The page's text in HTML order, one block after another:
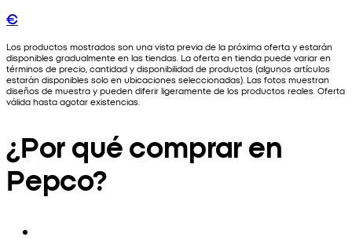
€
Los productos mostrados son una vista previa de la próxima oferta y estarán
disponibles gradualmente en las tiendas. La oferta en tienda puede variar en
términos de precio, cantidad y disponibilidad de productos (algunos artículos
estarán disponibles solo en ubicaciones seleccionadas). Las fotos muestran
diseños de muestra y pueden diferir ligeramente de los productos reales. Oferta
válida hasta agotar existencias.
¿Por qué comprar en
Pepco?